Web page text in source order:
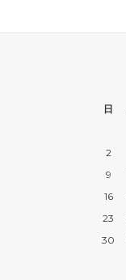
日
2
9
16
23
30